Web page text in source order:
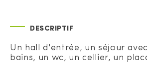
DESCRIPTIF
Un hall d'entrée, un séjour
bains, un wc, un cellier, un